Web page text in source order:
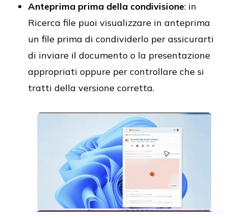
Anteprima prima della condivisione: in
Ricerca file puoi visualizzare in anteprima
un file prima di condividerlo per assicurarti
di inviare il documento o la presentazione
appropriati oppure per controllare che si
tratti della versione corretta.